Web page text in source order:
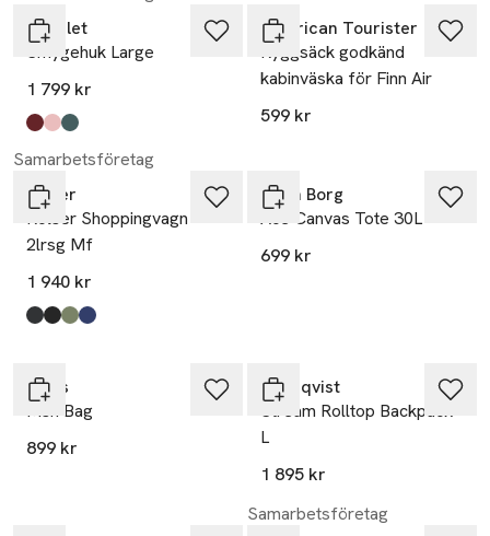
Cavalet
Smygehuk Large
1 799 kr
Produkten finns i färgerna:
burgundy
pink,
dark green
American Tourister
Ryggsäck godkänd
kabinväska för Finn Air
599 kr
Samarbetsföretag
Rolser
Rolser Shoppingvagn
2lrsg Mf
1 940 kr
Produkten finns i färgerna:
stålgrå,
svart,
kakigrön,
blå,
Björn Borg
Ace Canvas Tote 30L
699 kr
Rains
Msn Bag
899 kr
Sandqvist
Stream Rolltop Backpack
L
1 895 kr
Samarbetsföretag